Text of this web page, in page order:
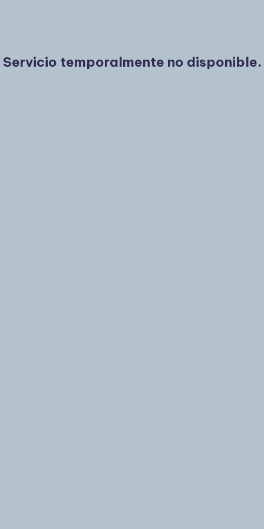
Servicio temporalmente no disponible.